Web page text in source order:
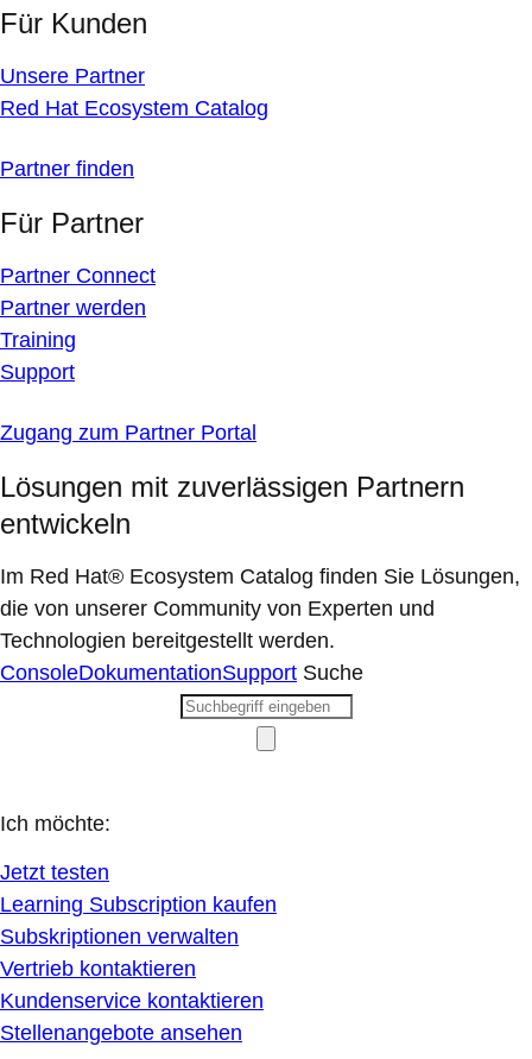
Für Kunden
Unsere Partner
Red Hat Ecosystem Catalog
Partner finden
Für Partner
Partner Connect
Partner werden
Training
Support
Zugang zum Partner Portal
Lösungen mit zuverlässigen Partnern
entwickeln
Im Red Hat® Ecosystem Catalog finden Sie Lösungen,
die von unserer Community von Experten und
Technologien bereitgestellt werden.
ConsoleDokumentationSupport Suche
Ich möchte:
Jetzt testen
Learning Subscription kaufen
Subskriptionen verwalten
Vertrieb kontaktieren
Kundenservice kontaktieren
Stellenangebote ansehen